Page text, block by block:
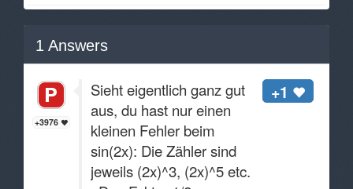
1 Answers
+3976
+1
Sieht eigentlich ganz gut
aus, du hast nur einen
kleinen Fehler beim
sin(2x): Die Zähler sind
jeweils (2x)^3, (2x)^5 etc.